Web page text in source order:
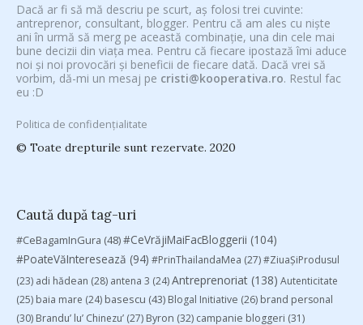
Dacă ar fi să mă descriu pe scurt, aș folosi trei cuvinte:
antreprenor, consultant, blogger. Pentru că am ales cu niște
ani în urmă să merg pe această combinație, una din cele mai
bune decizii din viața mea. Pentru că fiecare ipostază îmi aduce
noi și noi provocări și beneficii de fiecare dată. Dacă vrei să
vorbim, dă-mi un mesaj pe cristi@kooperativa.ro. Restul fac
eu :D
Politica de confidențialitate
© Toate drepturile sunt rezervate. 2020
Caută după tag-uri
#CeBagamInGura (48)#CeVrăjiMaiFacBloggerii (104)
#PoateVăInteresează (94) #PrinThailandaMea (27)#ZiuaȘiProdusul
(23) adi hădean (28) antena 3 (24)Antreprenoriat (138) Autenticitate
(25) baia mare (24) basescu (43) Blogal Initiative (26) brand personal
(30) Brandu’ lu’ Chinezu’ (27) Byron (32) campanie bloggeri (31)